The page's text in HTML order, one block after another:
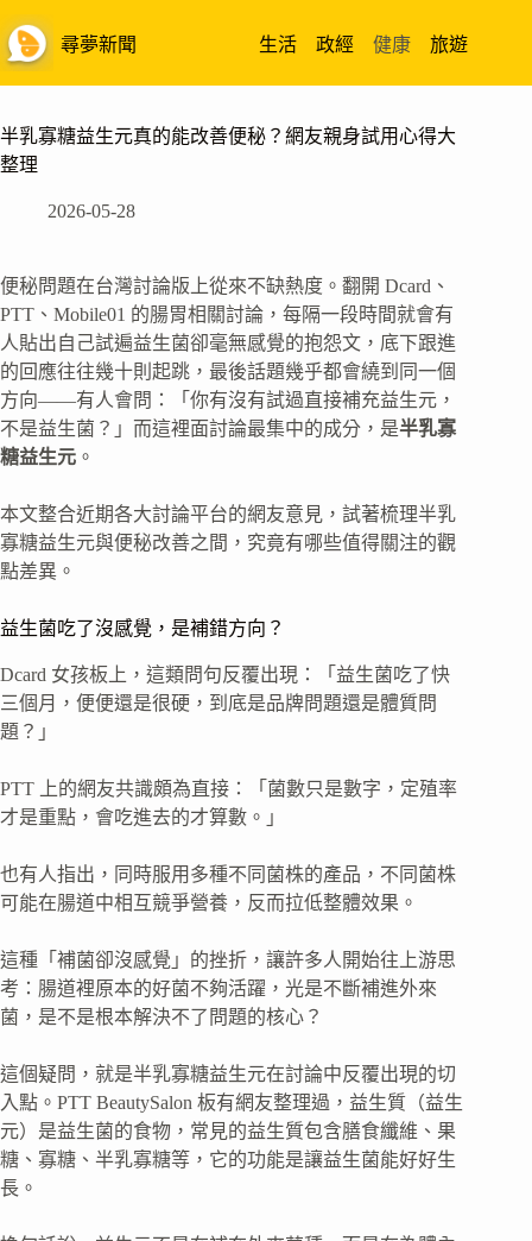
至
主
內
容
尋夢新聞 生活 政經 健康 旅遊
半乳寡糖益生元真的能改善便秘？網友親身試用心得大
整理
2026-05-28
便秘問題在台灣討論版上從來不缺熱度。翻開 Dcard、
PTT、Mobile01 的腸胃相關討論，每隔一段時間就會有
人貼出自己試遍益生菌卻毫無感覺的抱怨文，底下跟進
的回應往往幾十則起跳，最後話題幾乎都會繞到同一個
方向——有人會問：「你有沒有試過直接補充益生元，
不是益生菌？」而這裡面討論最集中的成分，是半乳寡
糖益生元 。
本文整合近期各大討論平台的網友意見，試著梳理半乳
寡糖益生元與便秘改善之間，究竟有哪些值得關注的觀
點差異。
益生菌吃了沒感覺，是補錯方向？
Dcard 女孩板上，這類問句反覆出現：「益生菌吃了快
三個月，便便還是很硬，到底是品牌問題還是體質問
題？」
PTT 上的網友共識頗為直接：「菌數只是數字，定殖率
才是重點，會吃進去的才算數。」
也有人指出，同時服用多種不同菌株的產品，不同菌株
可能在腸道中相互競爭營養，反而拉低整體效果。
這種「補菌卻沒感覺」的挫折，讓許多人開始往上游思
考：腸道裡原本的好菌不夠活躍，光是不斷補進外來
菌，是不是根本解決不了問題的核心？
這個疑問，就是半乳寡糖益生元在討論中反覆出現的切
入點。PTT BeautySalon 板有網友整理過，益生質（益生
元）是益生菌的食物，常見的益生質包含膳食纖維、果
糖、寡糖、半乳寡糖等，它的功能是讓益生菌能好好生
長。